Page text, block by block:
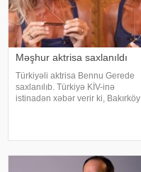
Məşhur aktrisa saxlanıldı
Türkiyəli aktrisa Bennu Gerede
saxlanılıb. Türkiyə KİV-inə
istinadən xəbər verir ki, Bakırköy